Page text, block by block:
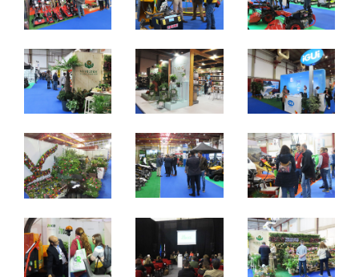
Quinta a Sábado - 10h / 19h